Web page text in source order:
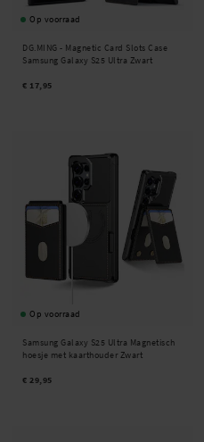
Op voorraad
DG.MING - Magnetic Card Slots Case
Samsung Galaxy S25 Ultra Zwart
€ 17,95
Op voorraad
Samsung Galaxy S25 Ultra Magnetisch
hoesje met kaarthouder Zwart
€ 29,95